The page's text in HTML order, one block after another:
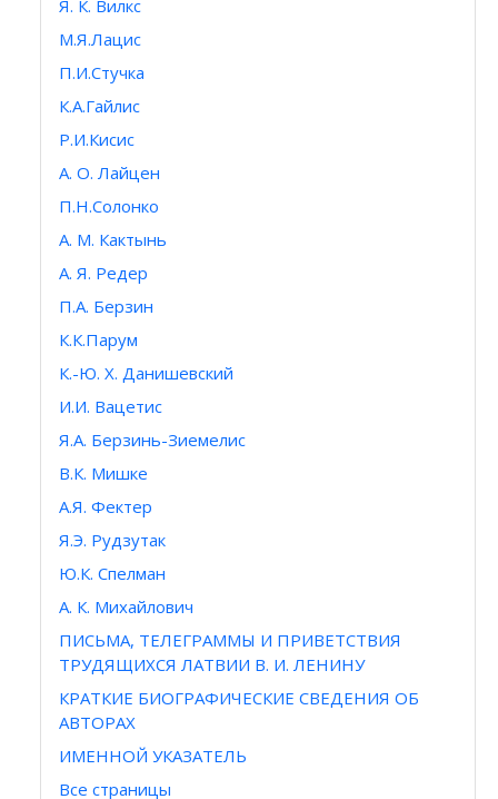
Я. К. Вилкс
М.Я.Лацис
П.И.Стучка
К.А.Гайлис
Р.И.Кисис
А. О. Лайцен
П.Н.Солонко
А. М. Кактынь
А. Я. Редер
П.А. Берзин
К.К.Парум
К.-Ю. Х. Данишевский
И.И. Вацетис
Я.А. Берзинь-Зиемелис
В.К. Мишке
А.Я. Фектер
Я.Э. Рудзутак
Ю.К. Спелман
А. К. Михайлович
ПИСЬМА, ТЕЛЕГРАММЫ И ПРИВЕТСТВИЯ
ТРУДЯЩИХСЯ ЛАТВИИ В. И. ЛЕНИНУ
КРАТКИЕ БИОГРАФИЧЕСКИЕ СВЕДЕНИЯ ОБ
АВТОРАХ
ИМЕННОЙ УКАЗАТЕЛЬ
Все страницы